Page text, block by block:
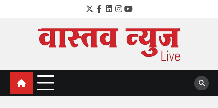
Twitter
Facebook
LinkedIn
Instagram
YouTube
VastavNEWSLive.com
a leading NEWS portal of Maharahstra